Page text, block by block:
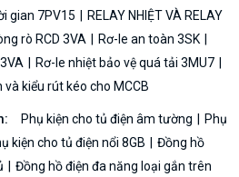
gian 7PV15
RELAY NHIỆT VÀ RELAY
rò RCD 3VA
Rơ-le an toàn 3SK
Rơ-le nhiệt bảo vệ quá tải 3MU7
và kiểu rút kéo cho MCCB
Phụ kiện cho tủ điện âm tường
Phụ
kiện cho tủ điện nổi 8GB
Đồng hồ
Đồng hồ điện đa năng loại gắn trên